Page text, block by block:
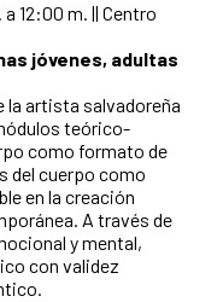
a 12:00 m. || Centro
jóvenes, adultas
artista salvadoreña
teórico-
como formato de
del cuerpo como
en la creación
A través de
y mental,
con validez